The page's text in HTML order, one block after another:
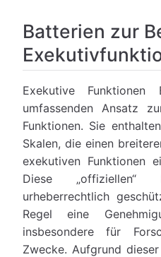
Batterien zur
Exekutive Funktionen
umfassenden Ansatz
Funktionen. Sie
Skalen, die einen
exekutiven Funktionen
Diese
urheberrechtlich
Regel eine
insbesondere für
Zwecke. Aufgrund